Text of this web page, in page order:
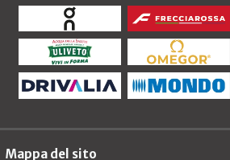
Mappa del sito